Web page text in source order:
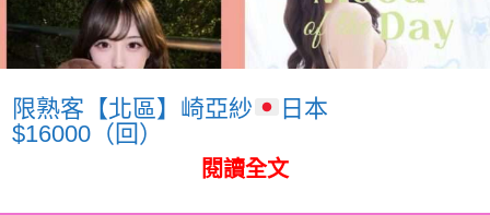
限熟客【北區】崎亞紗
日本
$16000（回）
閱讀全文